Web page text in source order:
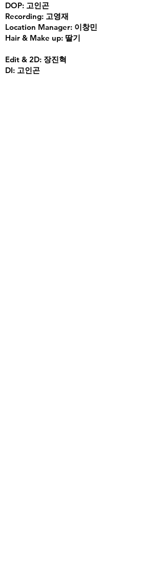
DOP: 고인곤
Recording: 고영재
Location Manager: 이창민
Hair & Make up: 딸기
Edit & 2D: 장진혁
DI: 고인곤